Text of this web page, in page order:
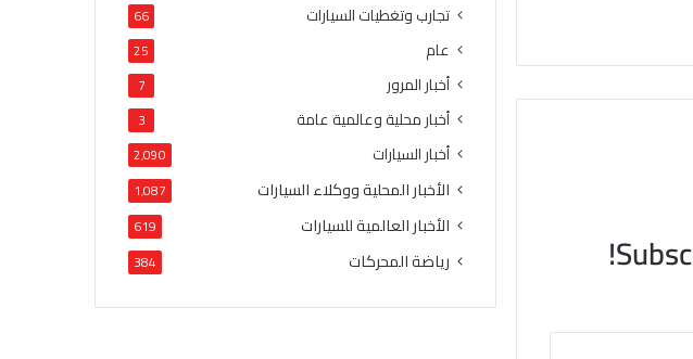
تجارب وتغطيات السيارات 66
عام 25
أخبار المرور 7
أخبار محلية وعالمية عامة 3
أخبار السيارات 2٬090
الأخبار المحلية ووكلاء السيارات 1٬087
الأخبار العالمية للسيارات 619
رياضة المحركات 384